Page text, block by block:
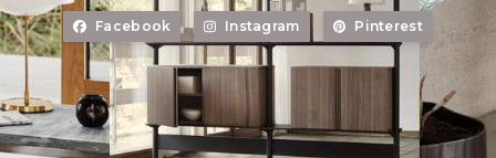
Facebook Instagram Pinterest